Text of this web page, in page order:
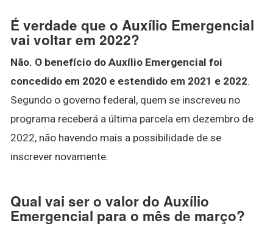
É verdade que o Auxílio Emergencial
vai voltar em 2022?
Não. O benefício do Auxílio Emergencial foi
concedido em 2020 e estendido em 2021 e 2022.
Segundo o governo federal, quem se inscreveu no
programa receberá a última parcela em dezembro de
2022, não havendo mais a possibilidade de se
inscrever novamente.
Qual vai ser o valor do Auxílio
Emergencial para o mês de março?